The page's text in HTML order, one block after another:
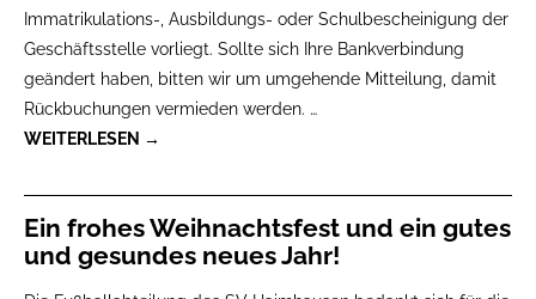
Immatrikulations-, Ausbildungs- oder Schulbescheinigung der
Geschäftsstelle vorliegt. Sollte sich Ihre Bankverbindung
geändert haben, bitten wir um umgehende Mitteilung, damit
Rückbuchungen vermieden werden. …
WEITERLESEN →
Ein frohes Weihnachtsfest und ein gutes
und gesundes neues Jahr!